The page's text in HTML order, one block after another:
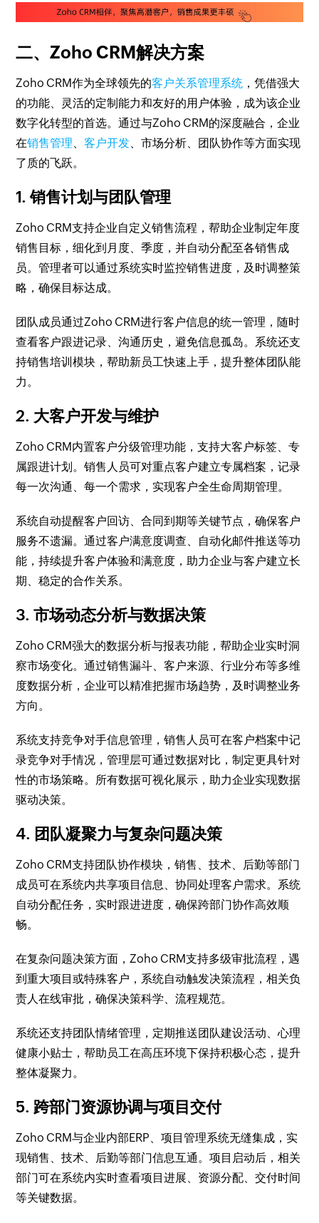
二、Zoho CRM解决方案
Zoho CRM作为全球领先的客户关系管理系统 ，凭借强大
的功能、灵活的定制能力和友好的用户体验，成为该企业
数字化转型的首选。通过与Zoho CRM的深度融合，企业
在销售管理、客户开发、市场分析、团队协作等方面实现
了质的飞跃。
1. 销售计划与团队管理
Zoho CRM支持企业自定义销售流程，帮助企业制定年度
销售目标，细化到月度、季度，并自动分配至各销售成
员。管理者可以通过系统实时监控销售进度，及时调整策
略，确保目标达成。
团队成员通过Zoho CRM进行客户信息的统一管理，随时
查看客户跟进记录、沟通历史，避免信息孤岛。系统还支
持销售培训模块，帮助新员工快速上手，提升整体团队能
力。
2. 大客户开发与维护
Zoho CRM内置客户分级管理功能，支持大客户标签、专
属跟进计划。销售人员可对重点客户建立专属档案，记录
每一次沟通、每一个需求，实现客户全生命周期管理。
系统自动提醒客户回访、合同到期等关键节点，确保客户
服务不遗漏。通过客户满意度调查、自动化邮件推送等功
能，持续提升客户体验和满意度，助力企业与客户建立长
期、稳定的合作关系。
3. 市场动态分析与数据决策
Zoho CRM强大的数据分析与报表功能，帮助企业实时洞
察市场变化。通过销售漏斗、客户来源、行业分布等多维
度数据分析，企业可以精准把握市场趋势，及时调整业务
方向。
系统支持竞争对手信息管理，销售人员可在客户档案中记
录竞争对手情况，管理层可通过数据对比，制定更具针对
性的市场策略。所有数据可视化展示，助力企业实现数据
驱动决策。
4. 团队凝聚力与复杂问题决策
Zoho CRM支持团队协作模块，销售、技术、后勤等部门
成员可在系统内共享项目信息、协同处理客户需求。系统
自动分配任务，实时跟进进度，确保跨部门协作高效顺
畅。
在复杂问题决策方面，Zoho CRM支持多级审批流程，遇
到重大项目或特殊客户，系统自动触发决策流程，相关负
责人在线审批，确保决策科学、流程规范。
系统还支持团队情绪管理，定期推送团队建设活动、心理
健康小贴士，帮助员工在高压环境下保持积极心态，提升
整体凝聚力。
5. 跨部门资源协调与项目交付
Zoho CRM与企业内部ERP、项目管理系统无缝集成，实
现销售、技术、后勤等部门信息互通。项目启动后，相关
部门可在系统内实时查看项目进展、资源分配、交付时间
等关键数据。